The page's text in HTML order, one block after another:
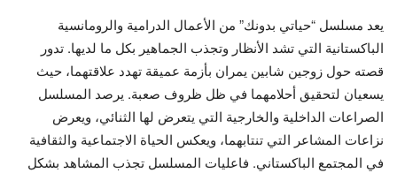
يعد مسلسل “حياتي بدونك” من الأعمال الدرامية والرومانسية
الباكستانية التي تشد الأنظار وتجذب الجماهير بكل ما لديها. تدور
قصته حول زوجين شابين يمران بأزمة عميقة تهدد علاقتهما، حيث
يسعيان لتحقيق أحلامهما في ظل ظروف صعبة. يرصد المسلسل
الصراعات الداخلية والخارجية التي يتعرض لها الثنائي، ويعرض
نزاعات المشاعر التي تنتابهما، ويعكس الحياة الاجتماعية والثقافية
في المجتمع الباكستاني. فاعليات المسلسل تجذب المشاهد بشكل